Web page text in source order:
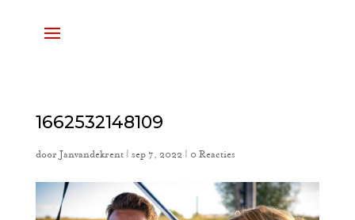
1662532148109
door Janvandekrent| sep 7, 2022 0 Reacties